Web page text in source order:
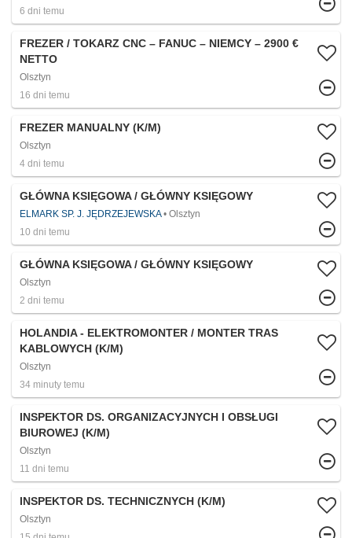
6 dni temu
FREZER / TOKARZ CNC – FANUC – NIEMCY – 2900 €
NETTO
Olsztyn
16 dni temu
FREZER MANUALNY (K/M)
Olsztyn
4 dni temu
GŁÓWNA KSIĘGOWA / GŁÓWNY KSIĘGOWY
ELMARK SP. J. JĘDRZEJEWSKA
Olsztyn
10 dni temu
GŁÓWNA KSIĘGOWA / GŁÓWNY KSIĘGOWY
Olsztyn
2 dni temu
HOLANDIA - ELEKTROMONTER / MONTER TRAS
KABLOWYCH (K/M)
Olsztyn
34 minuty temu
INSPEKTOR DS. ORGANIZACYJNYCH I OBSŁUGI
BIUROWEJ (K/M)
Olsztyn
11 dni temu
INSPEKTOR DS. TECHNICZNYCH (K/M)
Olsztyn